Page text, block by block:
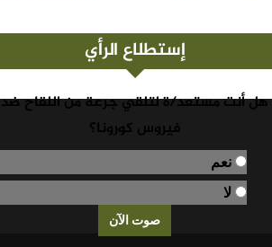
إستطلاع الرأي
هل أنت مستعد/ة لتلقي جرعة من اللقاح ضد
فيروس كورونا؟
نعم
لا